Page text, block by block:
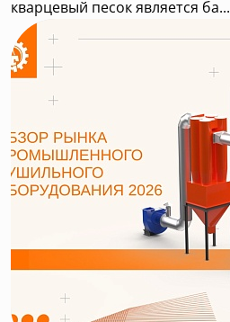
кварцевый песок является ба...